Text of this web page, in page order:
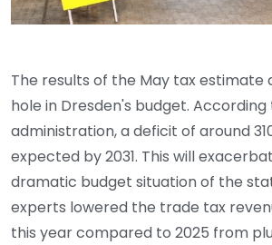
The results of the May tax estimate
hole in Dresden's budget.
administration, a deficit of around
expected by 2031. This will
dramatic budget situation of the
experts lowered the trade tax
this year compared to 2025 from